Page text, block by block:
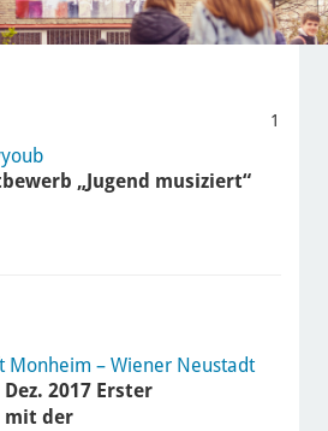
1
„Jugend musiziert“
Monheim – Wiener Neustadt
2017 Erster
mit der